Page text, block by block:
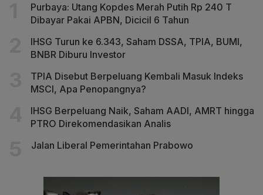
Purbaya: Utang Kopdes Merah Putih Rp 240 T
Dibayar Pakai APBN, Dicicil 6 Tahun
IHSG Turun ke 6.343, Saham DSSA, TPIA, BUMI,
BNBR Diburu Investor
TPIA Disebut Berpeluang Kembali Masuk Indeks
MSCI, Apa Penopangnya?
IHSG Berpeluang Naik, Saham AADI, AMRT hingga
PTRO Direkomendasikan Analis
Jalan Liberal Pemerintahan Prabowo